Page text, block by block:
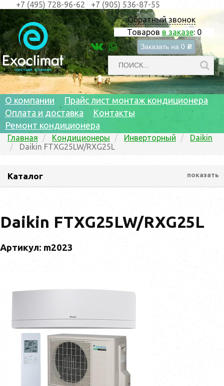
Обратный звонок
Товаров в заказе: 0
Заказать на 0 c
+7 (495) 728-96-62 +7 (905) 536-87-55
О компании
Прайс лист монтаж кондиционера
Оплата и доставка
Контакты
Ремонт кондиционера
Главная Кондиционеры Инверторный
Daikin
Daikin FTXG25LW/RXG25L
Каталог показать
Daikin FTXG25LW/RXG25L
Артикул: m2023